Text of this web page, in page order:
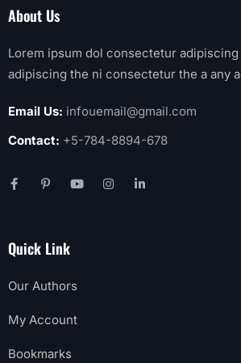
About Us
Lorem ipsum dol consectetur
adipiscing the ni consectetur the a any
Email Us: infouemail@gmail.com
Contact: +5-784-8894-678
Quick Link
Our Authors
My Account
Bookmarks